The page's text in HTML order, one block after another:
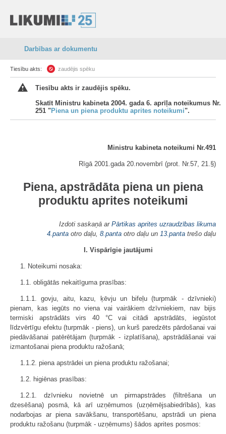
Darbības ar dokumentu
Tiesību akts: zaudējis spēku
Tiesību akts ir zaudējis spēku.
Skatīt Ministru kabineta 2004. gada 6. aprīļa noteikumus Nr.
251 "Piena un piena produktu aprites noteikumi".
Ministru kabineta noteikumi Nr.491
Rīgā 2001.gada 20.novembrī (prot. Nr.57, 21.§)
Piena, apstrādāta piena un piena
produktu aprites noteikumi
Izdoti saskaņā ar Pārtikas aprites uzraudzības likuma
4.panta otro daļu, 8.panta otro daļu un 13.panta trešo daļu
I. Vispārīgie jautājumi
1. Noteikumi nosaka:
1.1. obligātās nekaitīguma prasības:
1.1.1. govju, aitu, kazu, ķēvju un bifeļu (turpmāk - dzīvnieki)
pienam, kas iegūts no viena vai vairākiem dzīvniekiem, nav bijis
termiski apstrādāts virs 40 °C vai citādi apstrādāts, iegūstot
līdzvērtīgu efektu (turpmāk - piens), un kurš paredzēts pārdošanai vai
piedāvāšanai patērētājam (turpmāk - izplatīšana), apstrādāšanai vai
izmantošanai piena produktu ražošanā;
1.1.2. piena apstrādei un piena produktu ražošanai;
1.2. higiēnas prasības:
1.2.1. dzīvnieku novietnē un pirmapstrādes (filtrēšana un
dzesēšana) posmā, kā arī uzņēmumos (uzņēmējsabiedrībās), kas
nodarbojas ar piena savākšanu, transportēšanu, apstrādi un piena
produktu ražošanu (turpmāk - uzņēmums) šādos aprites posmos: